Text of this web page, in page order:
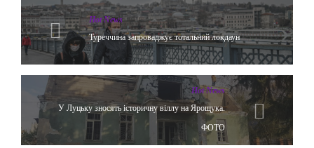
Hot News
Туреччина запроваджує тотальний локдаун
Hot News
У Луцьку зносять історичну віллу на Ярощука.
ФОТО